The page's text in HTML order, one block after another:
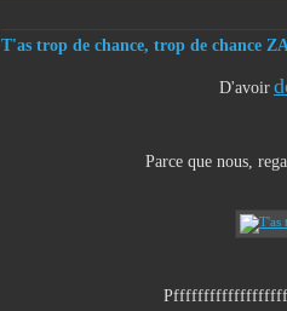
T'as trop de chance, trop de chance
D'avoir
Parce que nous,
Pffffffffffffffffffff,